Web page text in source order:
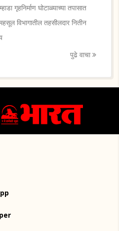
गृहनिर्माण घोटाळ्याच्या तपासात
विभागातील तहसीलदार नितीन
पुढे वाचा